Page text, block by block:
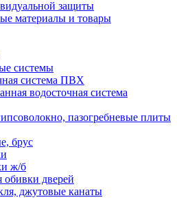
защиты
материалы и товары
системы
система ПВХ
водосточная система
пазогребневые плиты
брус
ж/б
дверей
джутовые канаты